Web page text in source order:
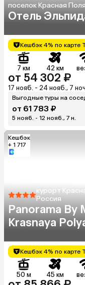
поселок Красная
Отель
Кешбэк 4% по карте
7 км 42 км
от 54 302 ₽
17 нояб. - 24 нояб., 7
Выгодные туры на
от 61 783 ₽
5 нояб. - 12 нояб., 7 н.
Кешбэк
+ 1 717
курорт
Россия
Panorama By
Krasnaya
Кешбэк 4% по карте
50 м 45 км